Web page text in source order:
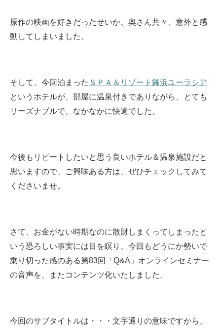
原作の映画を好きだったせいか、奥さん共々、意外と感
動してしまいました。
そして、今回泊まった ＳＰＡ＆リゾート舞浜ユーラシア
というホテルが、部屋に温泉付きでありながら、とても
リーズナブルで、なかなかに快適でした。
今後もリピートしたいと思う良いホテル＆温泉施設だと
思いますので、ご興味ある方は、ぜひチェックしてみて
くださいませ。
さて、お金がない時期なのに散財しまくってしまったと
いう恐ろしい事実には目を瞑り、今回もどうにか勢いで
乗り切った感のある第83回「Q&A」オンラインセミナー
の音声を⁮、またコンテンツ化いたしました。
今回のサブタイトルは・・・文字通りの意味ですから、